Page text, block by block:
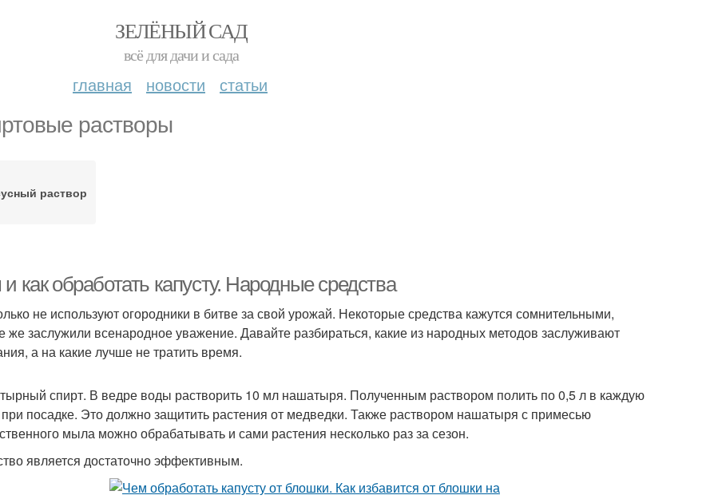
ЗЕЛЁНЫЙ САД
всё для дачи и сада
главная новости статьи
растворы
раствор
как обработать капусту. Народные средства
не используют огородники в битве за свой урожай. Некоторые средства кажутся сомнительными,
же заслужили всенародное уважение. Давайте разбираться, какие из народных методов заслуживают
а на какие лучше не тратить время.
спирт. В ведре воды растворить 10 мл нашатыря. Полученным раствором полить по 0,5 л в каждую
при посадке. Это должно защитить растения от медведки. Также раствором нашатыря с примесью
мыла можно обрабатывать и сами растения несколько раз за сезон.
является достаточно эффективным.